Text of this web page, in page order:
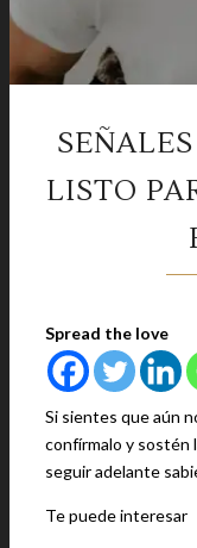
LISTO
Spread the love
Si sientes que aún
confírmalo y sostén
seguir adelante
Te puede interesar